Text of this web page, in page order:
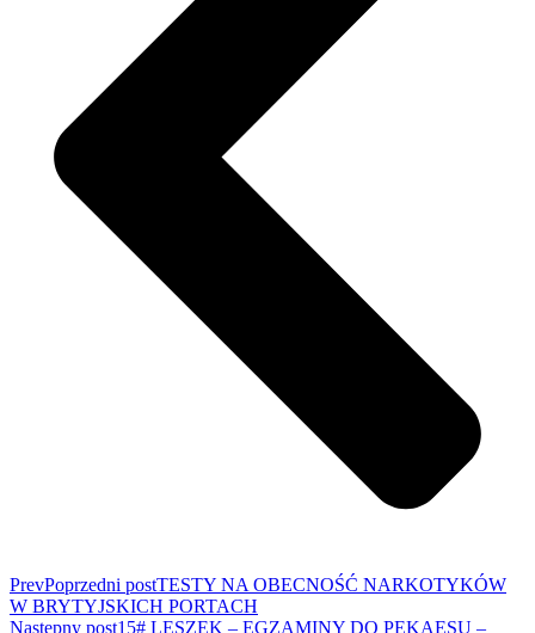
PrevPoprzedni postTESTY NA OBECNOŚĆ NARKOTYKÓW
W BRYTYJSKICH PORTACH
Następny post15# LESZEK – EGZAMINY DO PEKAESU –